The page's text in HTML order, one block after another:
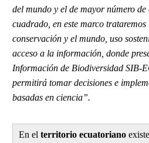
del mundo y el de mayor número
cuadrado, en este marco
conservación y el mundo, uso
acceso a la información, donde
Información de Biodiversidad SIB-
permitirá tomar decisiones e
basadas en ciencia”.
En el territorio ecuatoriano